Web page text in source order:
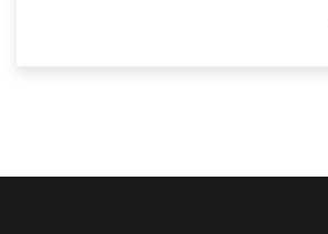
منها خدمة الصيانة التى تكون من أهم